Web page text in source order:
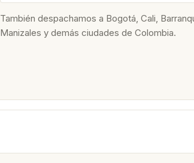
También despachamos a Bogotá, Cali,
Manizales y demás ciudades de Colombia.